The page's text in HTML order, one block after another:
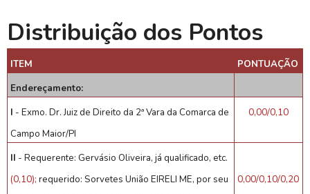
Distribuição dos Pontos
ITEM
PONTUAÇÃO
Endereçamento:
I - Exmo. Dr. Juiz de Direito da 2ª Vara da Comarca de
Campo Maior/PI
0,00/0,10
II - Requerente: Gervásio Oliveira, já qualificado, etc.
(0,10);requerido: Sorvetes União EIRELI ME, por seu
0,00/0,10/0,20